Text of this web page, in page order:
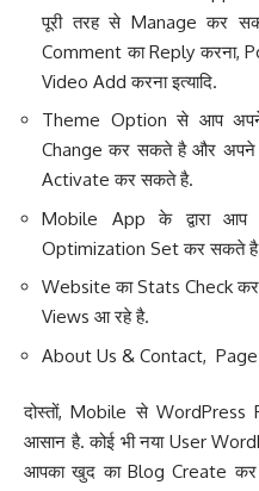
पूरी तरह से Manage कर
Comment का Reply करना,
Video Add करना इत्यादि.
Theme Option से आप
Change कर सकते है और अपने
Activate कर सकते है.
Mobile App के द्वारा
Optimization Set कर सकते
Website का Stats Check
Views आ रहे है.
About Us & Contact,
दोस्तों, Mobile से
आसान है. कोई भी नया User
आपका खुद का Blog Create कर